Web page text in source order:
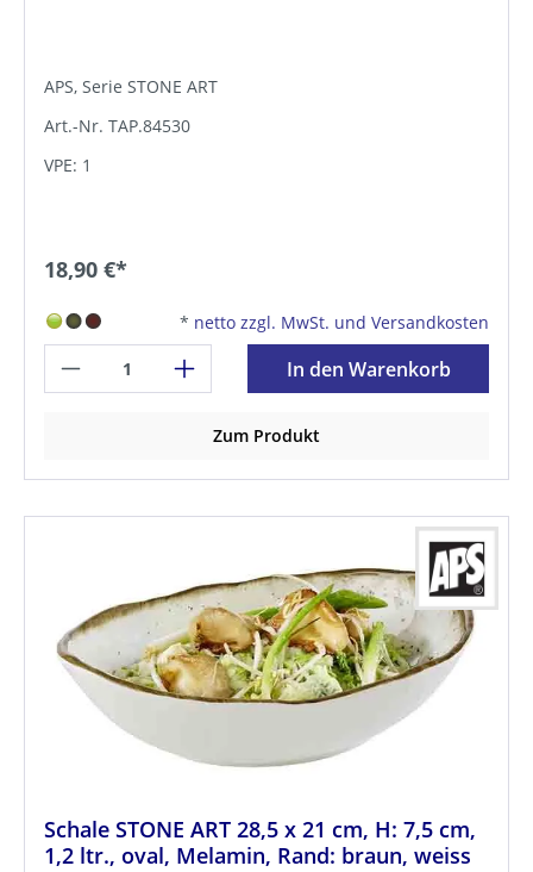
APS, Serie STONE ART
Art.-Nr. TAP.84530
VPE: 1
18,90 €*
* netto zzgl. MwSt. und Versandkosten
In den Warenkorb
Zum Produkt
Schale STONE ART 28,5 x 21 cm, H: 7,5 cm,
1,2 ltr., oval, Melamin, Rand: braun, weiss